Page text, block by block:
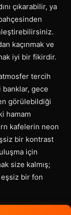
çıkarabilir, ya
kaçınmak ve
iyi bir fikirdir.
tercih
banklar, gece
görülebildiği
hamam
kafelerin neon
bir kontrast
için
size kalmış;
bir fon